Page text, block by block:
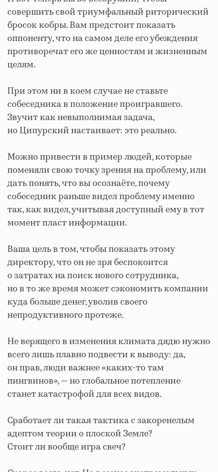
совершить свой триумфальный риторический
бросок кобры. Вам предстоит показать
оппоненту, что на самом деле его убеждения
противоречат его же ценностям и жизненным
целям.
При этом ни в коем случае не ставьте
собеседника в положение проигравшего.
Звучит как невыполнимая задача,
но Ципурский настаивает: это реально.
Можно привести в пример людей, которые
поменяли свою точку зрения на проблему, или
дать понять, что вы осознаёте, почему
собеседник раньше видел проблему именно
так, как видел, учитывая доступный ему в тот
момент пласт информации.
Ваша цель в том, чтобы показать этому
директору, что он не зря беспокоится
о затратах на поиск нового сотрудника,
но в то же время может сэкономить компании
куда больше денег, уволив своего
непродуктивного протеже.
Не верящего в изменения климата дядю нужно
всего лишь плавно подвести к выводу: да,
он прав, люди важнее «каких-то там
пингвинов», — но глобальное потепление
станет катастрофой для всех видов.
Сработает ли такая тактика с закоренелым
адептом теории о плоской Земле?
Стоит ли вообще игра свеч?